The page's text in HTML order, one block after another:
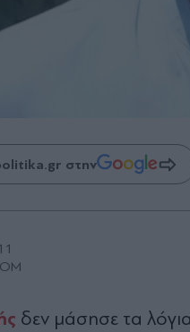
στην
δεν μάσησε τα